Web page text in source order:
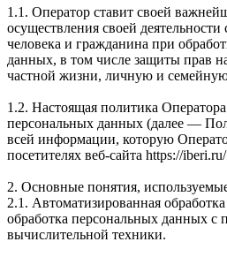
1.1. Оператор ставит своей
осуществления своей
человека и гражданина при
данных, в том числе защиты прав
частной жизни, личную и
1.2. Настоящая политика
персональных данных (далее —
всей информации, которую
посетителях веб-сайта https://
2. Основные понятия,
2.1. Автоматизированная
обработка персональных данных с
вычислительной техники.